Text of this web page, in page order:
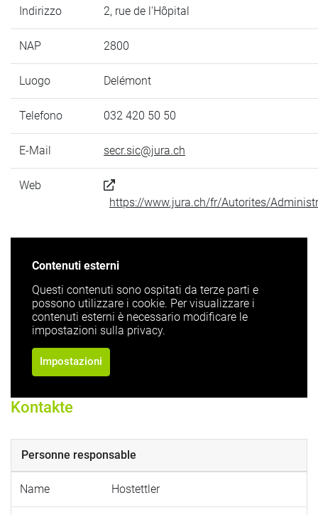
Indirizzo 2, rue de l'Hôpital
NAP 2800
Luogo Delémont
Telefono 032 420 50 50
E-Mail secr.sic@jura.ch
Web
https://www.jura.ch/fr/Autorites/
Contenuti esterni
Questi contenuti sono ospitati da terze parti e
possono utilizzare i cookie. Per visualizzare i
contenuti esterni è necessario modificare le
impostazioni sulla privacy.
Impostazioni
Kontakte
Personne responsable
Name Hostettler